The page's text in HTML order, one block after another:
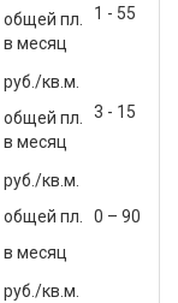
общей пл.
в месяц
1 - 55
руб./кв.м.
общей пл.
в месяц
3 - 15
руб./кв.м.
общей пл.
в месяц
0 – 90
руб./кв.м.